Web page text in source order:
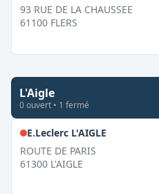
93 RUE DE LA CHAUSSEE
61100 FLERS
L'Aigle
0ouvert • 1 fermé
E.Leclerc L'AIGLE,
ROUTE DE PARIS
61300 L'AIGLE